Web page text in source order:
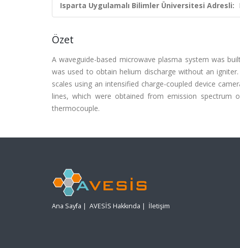
Isparta Uygulamalı Bilimler Üniversitesi Adresli:
Özet
A waveguide-based microwave plasma system was
was used to obtain helium discharge without an
scales using an intensified charge-coupled device
lines, which were obtained from emission spectrum
thermocouple.
Ana Sayfa | AVESİS Hakkında | İletişim